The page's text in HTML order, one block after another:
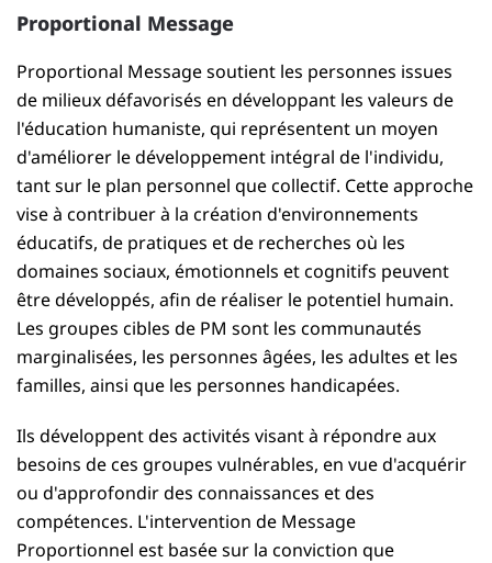
Proportional Message
Proportional Message soutient les personnes issues
de milieux défavorisés en développant les valeurs de
l'éducation humaniste, qui représentent un moyen
d'améliorer le développement intégral de l'individu,
tant sur le plan personnel que collectif. Cette approche
vise à contribuer à la création d'environnements
éducatifs, de pratiques et de recherches où les
domaines sociaux, émotionnels et cognitifs peuvent
être développés, afin de réaliser le potentiel humain.
Les groupes cibles de PM sont les communautés
marginalisées, les personnes âgées, les adultes et les
familles, ainsi que les personnes handicapées.
Ils développent des activités visant à répondre aux
besoins de ces groupes vulnérables, en vue d'acquérir
ou d'approfondir des connaissances et des
compétences. L'intervention de Message
Proportionnel est basée sur la conviction que